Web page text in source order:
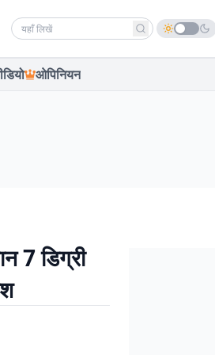
Search news
ओपिनियन
7 डिग्री